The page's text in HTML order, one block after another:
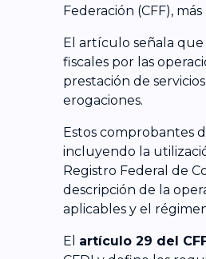
Federación (CFF),
El artículo señala
fiscales por las
prestación de
erogaciones.
Estos comprobantes
incluyendo la
Registro Federal de
descripción de la
aplicables y el
El artículo 29 del